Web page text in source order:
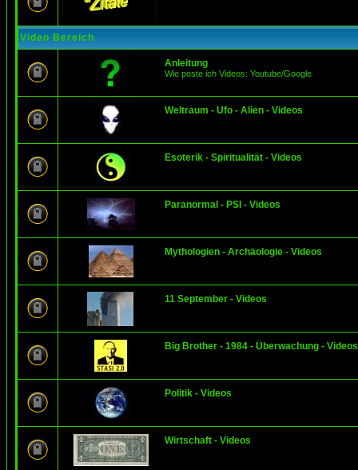
Video Bereich
Anleitung
Wie poste ich Videos: Youtube/Google
Weltraum - Ufo - Alien - Videos
Esoterik - Spiritualität - Videos
Paranormal - PSI - Videos
Mythologien - Archäologie - Videos
11 September - Videos
Big Brother - 1984 - Überwachung - Videos
Politik - Videos
Wirtschaft - Videos